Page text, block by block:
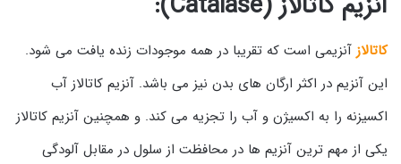
کاتالاز آنزیمی است که تقریبا در همه موجودات زنده یافت می شود.
این آنزیم در اکثر ارگان های بدن نیز می باشد. آنزیم کاتالاز آب
اکسیزنه را به اکسیژن و آب را تجزیه می کند. و همچنین آنزیم کاتالاز
یکی از مهم ترین آنزیم ها در محافظت از سلول در مقابل آلودگی